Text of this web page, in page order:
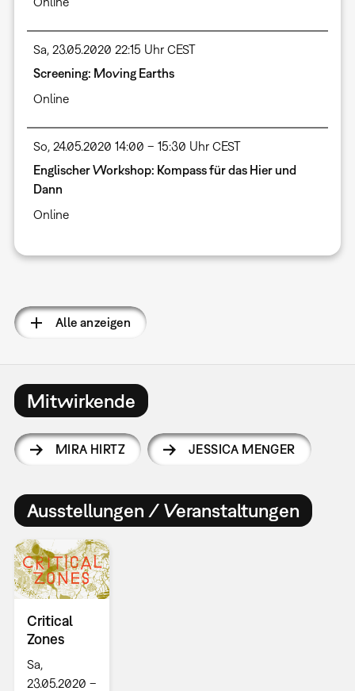
Sa, 23.05.2020 22:15 Uhr CEST
Screening: Moving Earths
Online
So, 24.05.2020 14:00 – 15:30 Uhr CEST
Englischer Workshop: Kompass für das Hier und
Dann
Online
Alle anzeigen
Mitwirkende
MIRA HIRTZ JESSICA MENGER
Ausstellungen / Veranstaltungen
Critical
Zones
Sa,
23.05.2020 –